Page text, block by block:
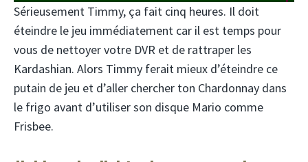
Sérieusement Timmy, ça fait cinq heures. Il doit
éteindre le jeu immédiatement car il est temps pour
vous de nettoyer votre DVR et de rattraper les
Kardashian. Alors Timmy ferait mieux d’éteindre ce
putain de jeu et d’aller chercher ton Chardonnay dans
le frigo avant d’utiliser son disque Mario comme
Frisbee.